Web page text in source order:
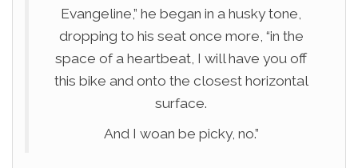
Evangeline,” he began in a husky tone,
dropping to his seat once more, “in the
space of a heartbeat, I will have you off
this bike and onto the closest horizontal
surface.
And I woan be picky, no.”